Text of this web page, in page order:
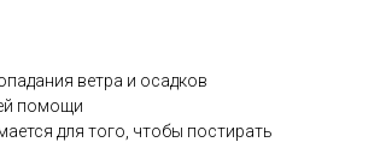
ветра и осадков
помощи
для того, чтобы постирать